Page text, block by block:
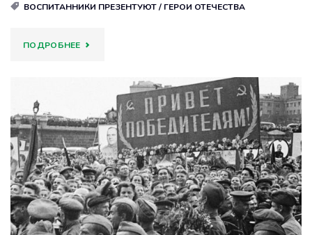
ВОСПИТАННИКИ ПРЕЗЕНТУЮТ/ ГЕРОИ ОТЕЧЕСТВА
ПОДРОБНЕЕ"ПАМЯТЬ